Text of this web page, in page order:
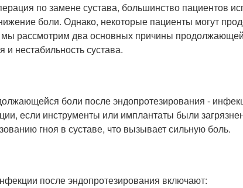
по замене сустава, большинство пациентов
боли. Однако, некоторые пациенты могут
мы рассмотрим два основных причины
нестабильность сустава.
боли после эндопротезирования -
если инструменты или имплантаты были
гноя в суставе, что вызывает сильную боль.
после эндопротезирования включают: